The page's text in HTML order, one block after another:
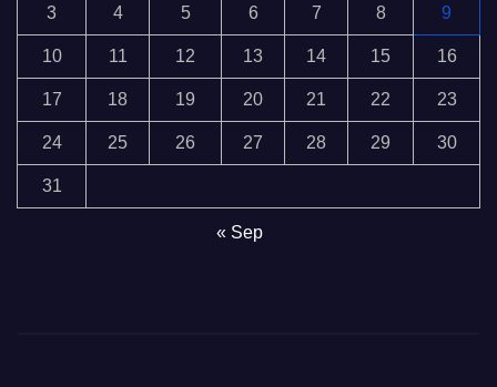
3 4 5 6 7 8 9
10 11 12 13 14 15 16
17 18 19 20 21 22 23
24 25 26 27 28 29 30
31
« Sep